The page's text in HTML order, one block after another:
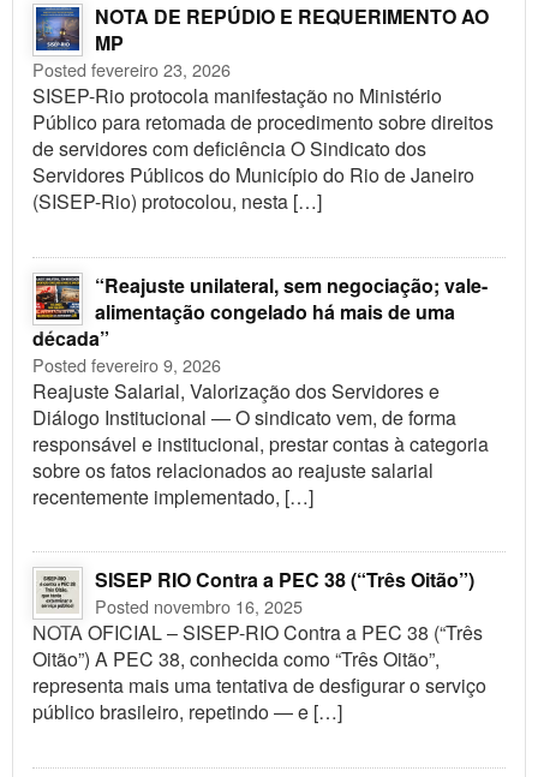
NOTA DE REPÚDIO E REQUERIMENTO AO
MP
Posted fevereiro 23, 2026
SISEP-Rio protocola manifestação no Ministério
Público para retomada de procedimento sobre direitos
de servidores com deficiência O Sindicato dos
Servidores Públicos do Município do Rio de Janeiro
(SISEP-Rio) protocolou, nesta […]
“Reajuste unilateral, sem negociação; vale-
alimentação congelado há mais de uma
década”
Posted fevereiro 9, 2026
Reajuste Salarial, Valorização dos Servidores e
Diálogo Institucional — O sindicato vem, de forma
responsável e institucional, prestar contas à categoria
sobre os fatos relacionados ao reajuste salarial
recentemente implementado, […]
SISEP RIO Contra a PEC 38 (“Três Oitão”)
Posted novembro 16, 2025
NOTA OFICIAL – SISEP-RIO Contra a PEC 38 (“Três
Oitão”) A PEC 38, conhecida como “Três Oitão”,
representa mais uma tentativa de desfigurar o serviço
público brasileiro, repetindo — e […]